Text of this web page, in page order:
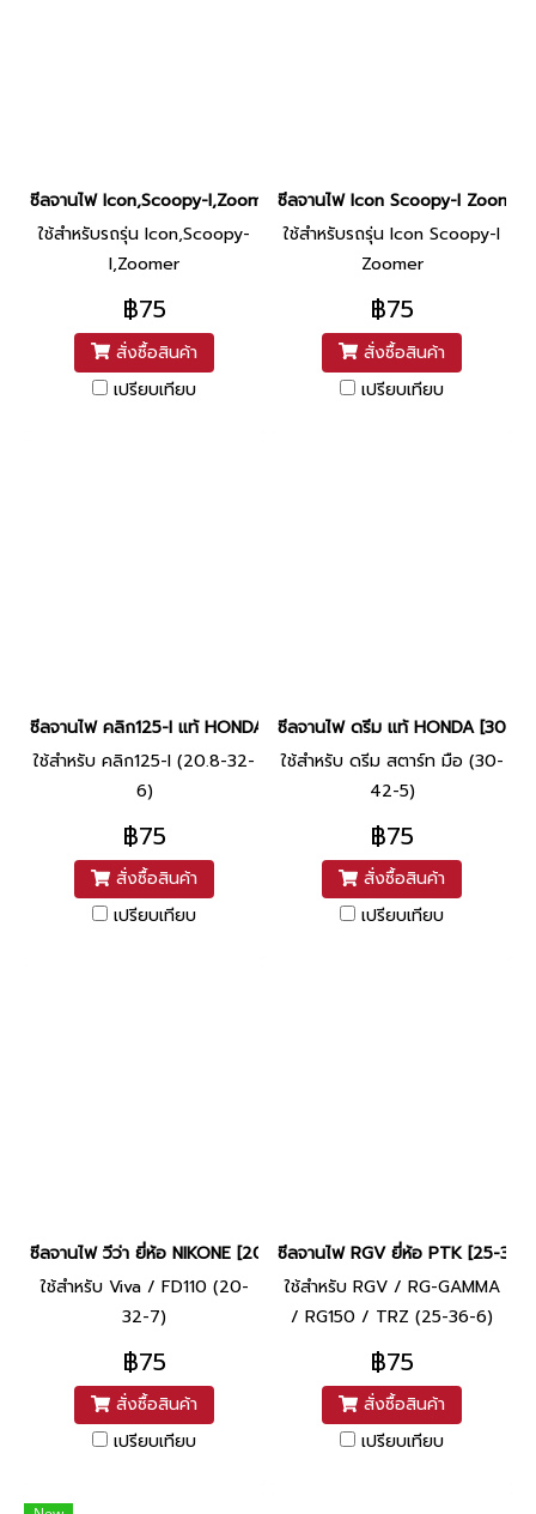
ซีลจานไฟ Icon,Scoopy-I,Zoomer (16-26-7) ยี่ห้อ PTK
ใช้สำหรับรถรุ่น Icon,Scoopy-
I,Zoomer
฿75
สั่งซื้อสินค้า
เปรียบเทียบ
ซีลจานไฟ Icon Scoopy-I
ใช้สำหรับรถรุ่น Icon Scoopy-I
Zoomer
฿75
สั่งซื้อสินค้า
เปรียบเทียบ
ซีลจานไฟ คลิก125-I แท้ HONDA [20.8-32-6]
ใช้สำหรับ คลิก125-I (20.8-32-
6)
฿75
สั่งซื้อสินค้า
เปรียบเทียบ
ซีลจานไฟ ดรีม แท้ HONDA [30-
ใช้สำหรับ ดรีม สตาร์ท มือ (30-
42-5)
฿75
สั่งซื้อสินค้า
เปรียบเทียบ
ซีลจานไฟ วีว่า ยี่ห้อ NIKONE [20-32-7]
ใช้สำหรับ Viva / FD110 (20-
32-7)
฿75
สั่งซื้อสินค้า
เปรียบเทียบ
ซีลจานไฟ RGV ยี่ห้อ PTK [25-36-
ใช้สำหรับ RGV / RG-GAMMA
/ RG150 / TRZ (25-36-6)
฿75
สั่งซื้อสินค้า
เปรียบเทียบ